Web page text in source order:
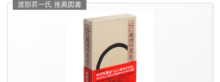
渡部昇一氏 推薦図書